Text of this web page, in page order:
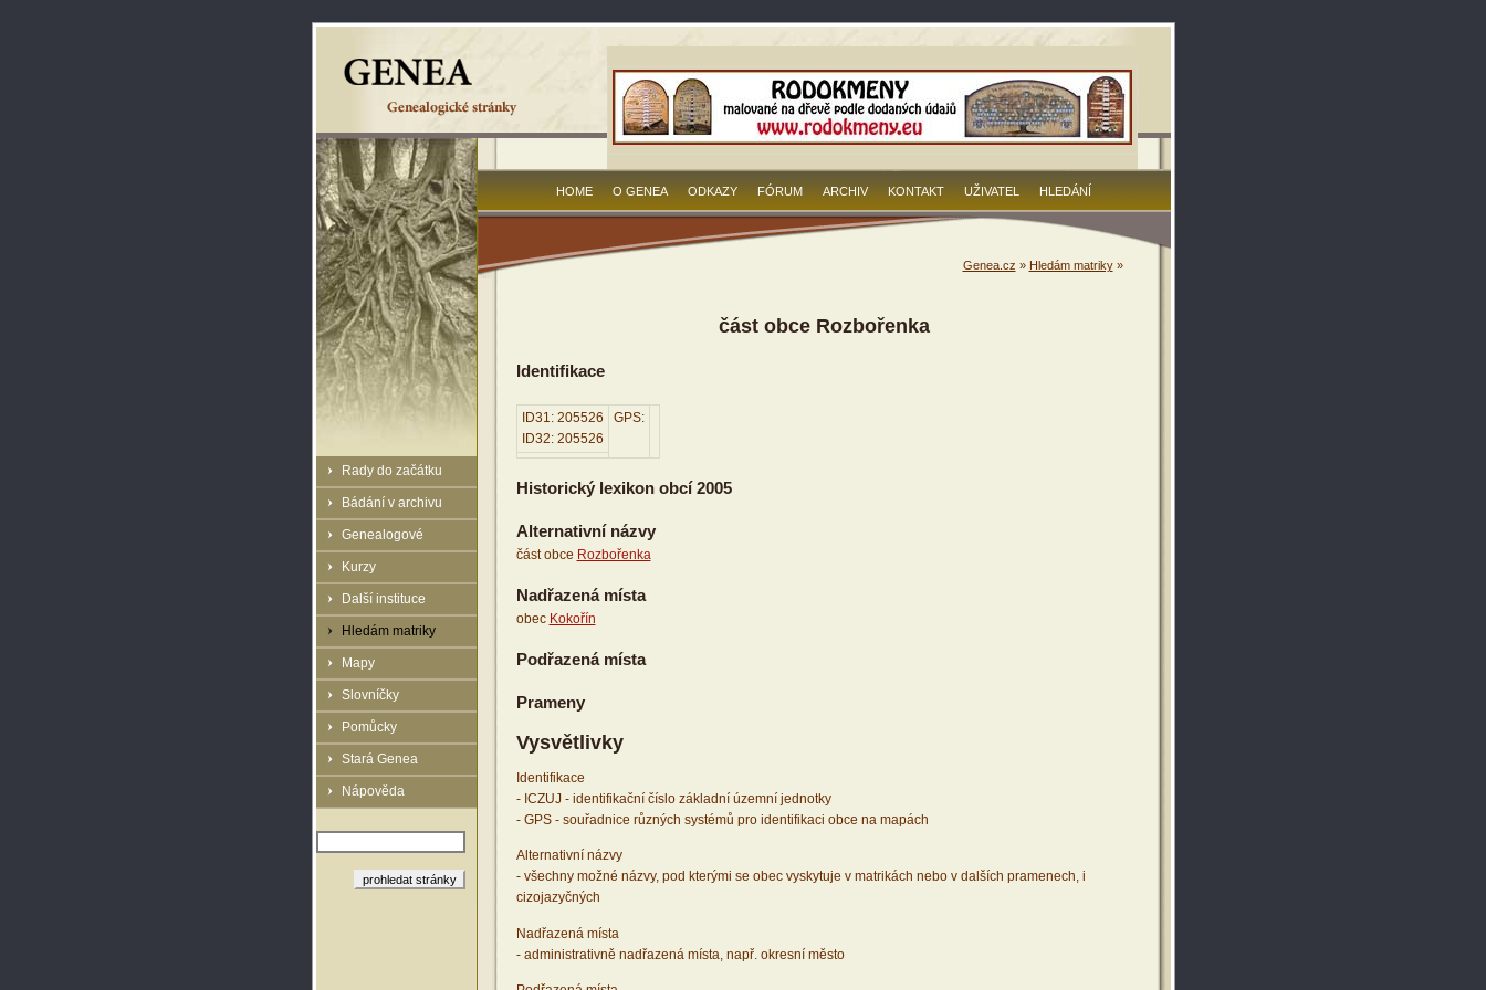
Rady do začátku
Bádání v archivu
Genealogové
Kurzy
Další instituce
Hledám matriky
Mapy
Slovníčky
Pomůcky
Stará Genea
Nápověda
HOME O GENEA ODKAZY FÓRUM ARCHIV KONTAKT UŽIVATEL HLEDÁNÍ
Genea.cz » Hledám matriky»
část obce Rozbořenka
Identifikace
ID31: 205526
ID32: 205526
GPS:
Historický lexikon obcí 2005
Alternativní názvy
část obce Rozbořenka
Nadřazená místa
obec Kokořín
Podřazená místa
Prameny
Vysvětlivky
Identifikace
- ICZUJ - identifikační číslo základní územní jednotky
- GPS - souřadnice různých systémů pro identifikaci obce na mapách
Alternativní názvy
- všechny možné názvy, pod kterými se obec vyskytuje v matrikách nebo v dalších pramenech, i
cizojazyčných
Nadřazená místa
- administrativně nadřazená místa, např. okresní město